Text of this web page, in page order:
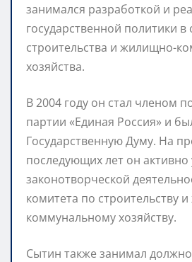
занимался разработкой и
государственной политики в
строительства и жилищно-
хозяйства.
В 2004 году он стал членом
партии «Единая Россия» и
Государственную Думу. На
последующих лет он активно
законотворческой
комитета по строительству
коммунальному хозяйству.
Сытин также занимал